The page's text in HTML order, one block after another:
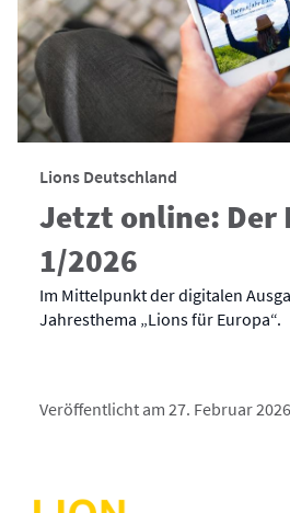
Lions Deutschland
Jetzt online: Der
1/2026
Im Mittelpunkt der digitalen
Jahresthema „Lions für Europa“.
Veröffentlicht am 27. Februar 2026